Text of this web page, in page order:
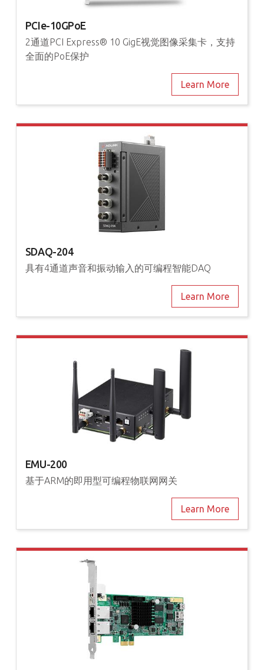
PCIe-10GPoE
2通道PCI Express® 10 GigE视觉图像采集卡，支持
全面的PoE保护
Learn More
SDAQ-204
具有4通道声音和振动输入的可编程智能DAQ
Learn More
EMU-200
基于ARM的即用型可编程物联网网关
Learn More